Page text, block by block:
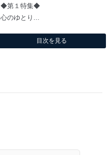
◆第１特集◆
心のゆとり...
目次を見る